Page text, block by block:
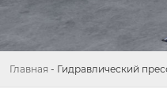
Главная - Гидравлический